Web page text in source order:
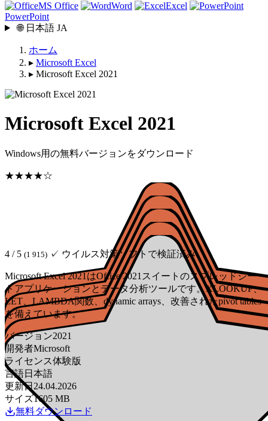
MS Office
Word
Excel
PowerPoint
🌐 日本語 JA
ホーム
▸ Microsoft Excel
▸ Microsoft Excel 2021
Microsoft Excel 2021
Windows用の無料バージョンをダウンロード
★★★★☆
4 / 5 (1 915) ✓ ウイルス対策ソフトで検証済み
Microsoft Excel 2021はOffice 2021スイートのスプレッドシー
トアプリケーションとデータ分析ツールです。XLOOKUP、
LET、LAMBDA関数、dynamic arrays、改善されたpivot tables
を備えています。
バージョン2021
開発者Microsoft
ライセンス体験版
言語日本語
更新日 24.04.2026
サイズ1605 MB
無料ダウンロード